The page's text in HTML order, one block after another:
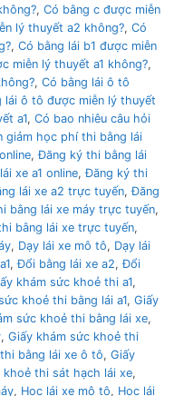
, Có bằng c được miễn
lý thuyết a2 không?, Có
, Có bằng lái b1 được miễn
miễn lý thuyết a1 không?,
, Có bằng lái ô tô
lái ô tô được miễn lý thuyết
a1, Có bao nhiêu câu hỏi
giảm học phí thi bằng lái
,Đăng ký thi bằng lái
xe a1 online,Đăng ký thi
lái xe a2 trực tuyến,Đăng
bằng lái xe máy trực tuyến,
bằng lái xe trực tuyến,
, Dạy lái xe mô tô, Dạy lái
,Đổi bằng lái xe a2,Đổi
khám sức khoẻ thi a1,
khoẻ thi bằng lái a1, Giấy
sức khoẻ thi bằng lái xe,
, Giấy khám sức khoẻ thi
bằng lái xe ô tô, Giấy
khoẻ thi sát hạch lái xe,
, Học lái xe mô tô, Học lái